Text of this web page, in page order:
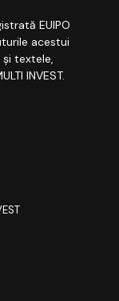
EUIPO
acestui
textele,
INVEST.